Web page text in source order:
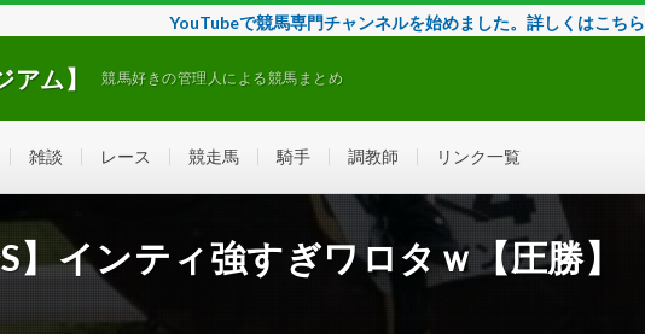
YouTubeで競馬専門チャンネルを始めました。詳しくはこちら
ム】 競馬好きの管理人による競馬まとめ
雑談 レース 競走馬 騎手 調教師 リンク一覧
】インティ強すぎワロタｗ【圧勝】